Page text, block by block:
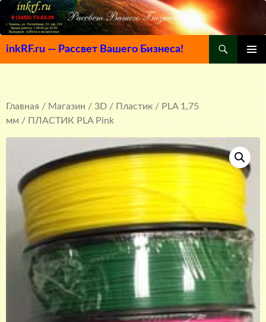
inkRF.ru — Рассвет Вашего Бизнеса!
МЕНЮ
К
СОДЕРЖИМОМУ
Главная/Магазин/3D/Пластик/PLA 1,75
мм/ ПЛАСТИК PLA Pink